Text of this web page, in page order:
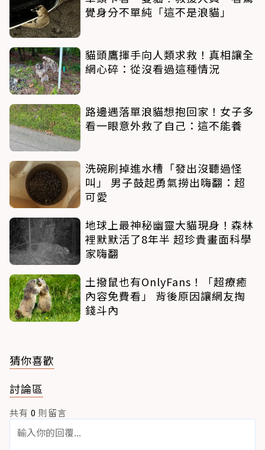
覺身分不單純「這不是浪貓」
貓頭鷹揮手向人類求救！真相讓全
網心碎：從沒看過這種情況
路邊遇落單浪貓想抱回家！女子多
看一眼意外救了自己：這不能養
洗碗刷掉進水槽「發出沒聽過怪
叫」 男子鼓起勇氣撈出嗨翻：超
可愛
地球上最神秘幽靈大貓現身！森林
裡默默活了8年半 超珍貴畫面科學
家嗨翻
土撥鼠也有OnlyFans！「超療癒
內容免費看」 背後原因讓網友掏
錢斗內
猜你喜歡
討論區
共有 0 則留言